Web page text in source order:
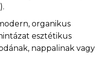
organikus
esztétikus
nappalinak vagy